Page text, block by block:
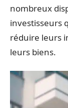
nombreux
investisseurs
réduire leurs
leurs biens.